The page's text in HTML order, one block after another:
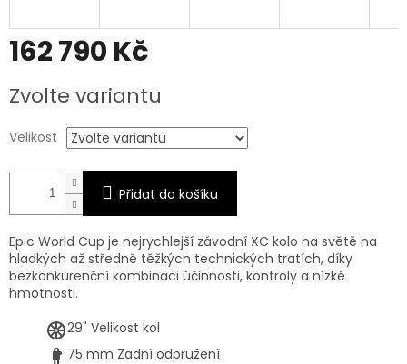
162 790 Kč
cena:
Zvolte variantu
Velikost
Přidat do košíku
Epic World Cup je nejrychlejší závodní XC kolo na světě na
hladkých až středně těžkých technických tratích, díky
bezkonkurenční kombinaci účinnosti, kontroly a nízké
hmotnosti.
29" Velikost kol
75 mm Zadní odpružení